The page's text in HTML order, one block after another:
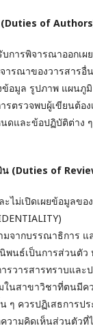
(Duties of
พิจารณาออกเผยแ
ารณาของวารสาร
ล รูปภาพ แผนภูมิ แ
รตรวจพบผู้เขียนต้อ
ะข้อปฏิบัติต่าง ๆ ข
น (Duties of
ปิดเผยข้อมูลของ
กบรรณาธิการ แล
พนธ์เป็นการส่วนตั
รวารสารทราบและ
าขาวิชาที่ตนมีคว
ๆ ควรปฏิเสธการป
คิดเห็นส่วนตัวที่ไ